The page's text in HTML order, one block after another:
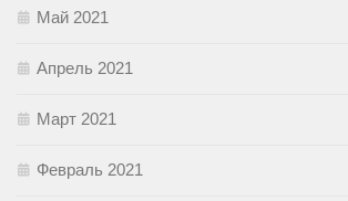
Май 2021
Апрель 2021
Март 2021
Февраль 2021